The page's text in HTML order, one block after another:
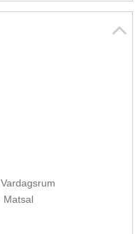
Vardagsrum
Matsal